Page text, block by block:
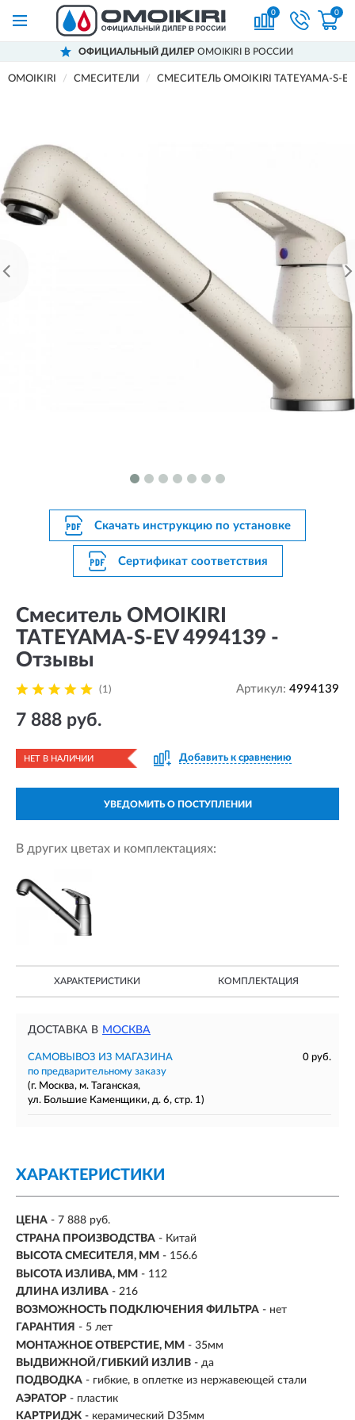
0 0
ОФИЦИАЛЬНЫЙ ДИЛЕР OMOIKIRI В РОССИИ
OMOIKIRI СМЕСИТЕЛИ СМЕСИТЕЛЬ OMOIKIRI TATEYAMA-S-EV
Скачать инструкцию по установке
Сертификат соответствия
Смеситель OMOIKIRI
TATEYAMA-S-EV 4994139 -
Отзывы
(1) Артикул: 4994139
7 888 руб.
НЕТ В НАЛИЧИИ Добавить к сравнению
УВЕДОМИТЬ О ПОСТУПЛЕНИИ
В других цветах и комплектациях:
ХАРАКТЕРИСТИКИ КОМПЛЕКТАЦИЯ
ДОСТАВКА В МОСКВА
САМОВЫВОЗ ИЗ МАГАЗИНА
0 руб.
по предварительному заказу
(г. Москва, м. Таганская,
ул. Большие Каменщики, д. 6, стр. 1)
ХАРАКТЕРИСТИКИ
ЦЕНА - 7 888 руб.
СТРАНА ПРОИЗВОДСТВА - Китай
ВЫСОТА СМЕСИТЕЛЯ, ММ - 156.6
ВЫСОТА ИЗЛИВА, ММ - 112
ДЛИНА ИЗЛИВА - 216
ВОЗМОЖНОСТЬ ПОДКЛЮЧЕНИЯ ФИЛЬТРА - нет
ГАРАНТИЯ - 5 лет
МОНТАЖНОЕ ОТВЕРСТИЕ, ММ - 35мм
ВЫДВИЖНОЙ/ГИБКИЙ ИЗЛИВ - да
ПОДВОДКА - гибкие, в оплетке из нержавеющей стали
АЭРАТОР - пластик
КАРТРИДЖ - керамический D35мм